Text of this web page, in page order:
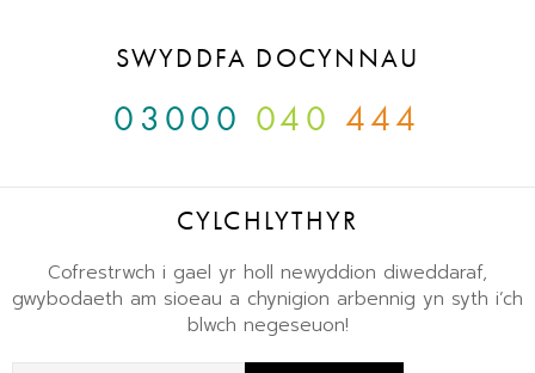
SWYDDFA DOCYNNAU
03000 040 444
CYLCHLYTHYR
Cofrestrwch i gael yr holl newyddion diweddaraf,
gwybodaeth am sioeau a chynigion arbennig yn syth i’ch
blwch negeseuon!